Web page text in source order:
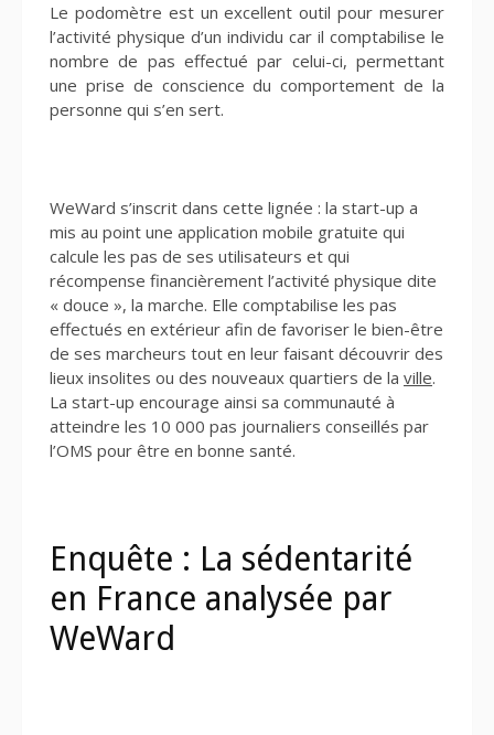
Le podomètre est un excellent outil pour mesurer
l’activité physique d’un individu car il comptabilise le
nombre de pas effectué par celui-ci, permettant
une prise de conscience du comportement de la
personne qui s’en sert.
WeWard s’inscrit dans cette lignée : la start-up a
mis au point une application mobile gratuite qui
calcule les pas de ses utilisateurs et qui
récompense financièrement l’activité physique dite
« douce », la marche. Elle comptabilise les pas
effectués en extérieur afin de favoriser le bien-être
de ses marcheurs tout en leur faisant découvrir des
lieux insolites ou des nouveaux quartiers de la ville.
La start-up encourage ainsi sa communauté à
atteindre les 10 000 pas journaliers conseillés par
l’OMS pour être en bonne santé.
Enquête : La sédentarité
en France analysée par
WeWard